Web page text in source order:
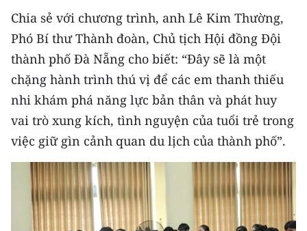
FRANÇAIS
РУССКИЙ
ESPAÑOL
한국어
Chia sẻ với chương trình, anh Lê Kim Thường,
Phó Bí thư Thành đoàn, Chủ tịch Hội đồng Đội
thành phố Đà Nẵng cho biết: “Đây sẽ là một
chặng hành trình thú vị để các em thanh thiếu
nhi khám phá năng lực bản thân và phát huy
vai trò xung kích, tình nguyện của tuổi trẻ trong
việc giữ gìn cảnh quan du lịch của thành phố”.